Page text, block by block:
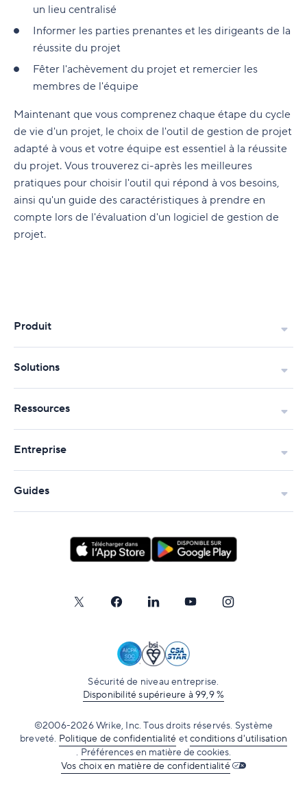
un lieu centralisé
Informer les parties prenantes et les dirigeants de la
réussite du projet
Fêter l'achèvement du projet et remercier les
membres de l'équipe
Maintenant que vous comprenez chaque étape du cycle
de vie d'un projet, le choix de l'outil de gestion de projet
adapté à vous et votre équipe est essentiel à la réussite
du projet. Vous trouverez ci-après les meilleures
pratiques pour choisir l'outil qui répond à vos besoins,
ainsi qu'un guide des caractéristiques à prendre en
compte lors de l'évaluation d'un logiciel de gestion de
projet.
Produit
Solutions
Ressources
Entreprise
Guides
Sécurité de niveau entreprise.
Disponibilité supérieure à 99,9 %
©2006-2026 Wrike, Inc. Tous droits réservés. Système
breveté. Politique de confidentialité etconditions d'utilisation
. Préférences en matière de cookies.
Vos choix en matière de confidentialité